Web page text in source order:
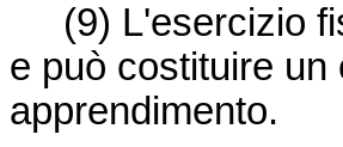
(9) L'esercizio
e può costituire
apprendimento.